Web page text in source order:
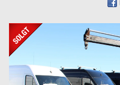
Kontakt os